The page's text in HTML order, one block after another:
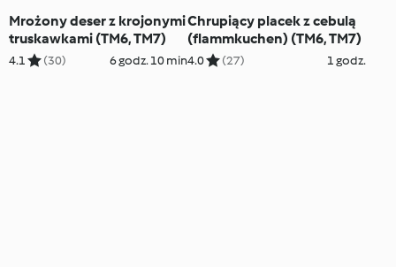
Mrożony deser z krojonymi
truskawkami (TM6, TM7)
4.1 (30) 6 godz. 10 min
Chrupiący placek z cebulą
(flammkuchen) (TM6, TM7)
4.0 (27) 1 godz.